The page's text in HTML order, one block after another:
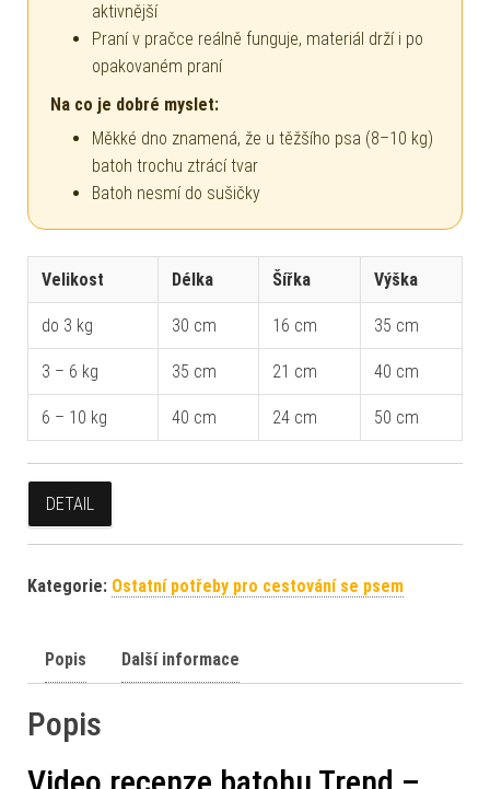
Bederní pás drží batoh na místě, i když je pes
aktivnější
Praní v pračce reálně funguje, materiál drží i po
opakovaném praní
Na co je dobré myslet:
Měkké dno znamená, že u těžšího psa (8–10 kg)
batoh trochu ztrácí tvar
Velikost Délka Šířka Výška
do 3 kg 30 cm 16 cm 35 cm
3 – 6 kg 35 cm 21 cm 40 cm
6 – 10 kg 40 cm 24 cm 50 cm
DETAIL
Popis Další informace
Popis